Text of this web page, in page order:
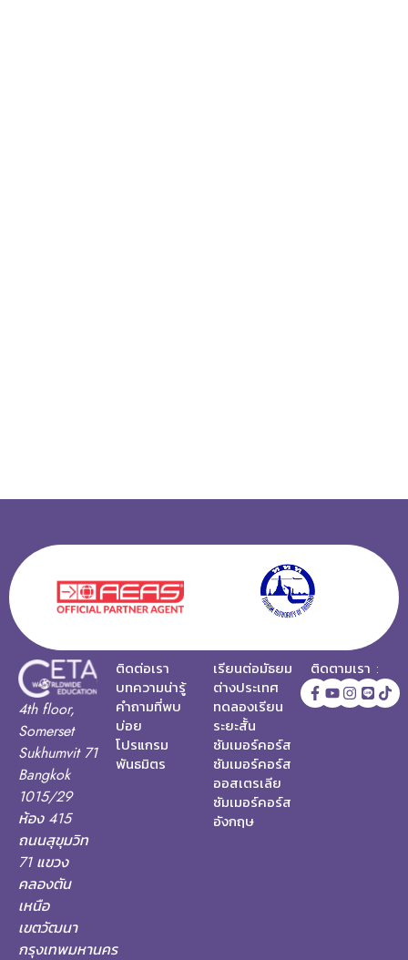
4th floor,
Somerset
Sukhumvit 71
Bangkok
1015/29
ห้อง 415
ถนนสุขุมวิท
71 แขวง
คลองตัน
เหนือ
เขตวัฒนา
กรุงเทพมหานคร
ติดต่อเรา
บทความน่ารู้
คำถามที่พบ
บ่อย
โปรแกรม
พันธมิตร
เรียนต่อมัธยม
ต่างประเทศ
ทดลองเรียน
ระยะสั้น
ซัมเมอร์คอร์ส
ซัมเมอร์คอร์ส
ออสเตรเลีย
ซัมเมอร์คอร์ส
อังกฤษ
ติดตามเรา :